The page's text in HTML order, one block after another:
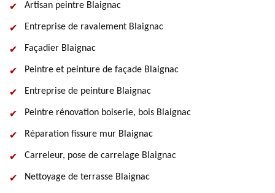
Artisan peintre Blaignac
Entreprise de ravalement Blaignac
Façadier Blaignac
Peintre et peinture de façade Blaignac
Entreprise de peinture Blaignac
Peintre rénovation boiserie, bois Blaignac
Réparation fissure mur Blaignac
Carreleur, pose de carrelage Blaignac
Nettoyage de terrasse Blaignac